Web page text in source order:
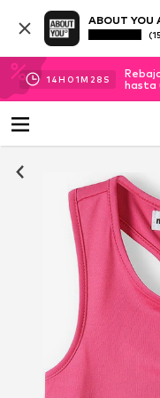
ABOUT YOU
14H 01M 27 S
hasta